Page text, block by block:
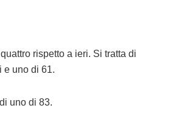
rispetto a ieri. Si tratta di
e uno di 61.
uno di 83.